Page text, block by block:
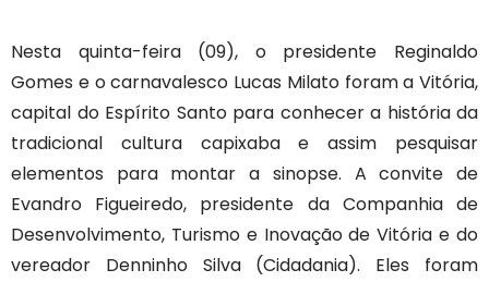
Nesta quinta-feira (09), o presidente Reginaldo
Gomes e o carnavalesco Lucas Milato foram a Vitória,
capital do Espírito Santo para conhecer a história da
tradicional cultura capixaba e assim pesquisar
elementos para montar a sinopse. A convite de
Evandro Figueiredo, presidente da Companhia de
Desenvolvimento, Turismo e Inovação de Vitória e do
vereador Denninho Silva (Cidadania). Eles foram